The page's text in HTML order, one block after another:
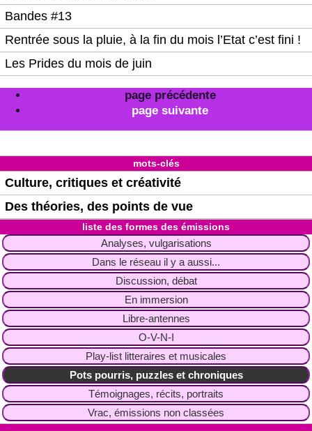
Bandes #13
Rentrée sous la pluie, à la fin du mois l’Etat c’est fini !
Les Prides du mois de juin
page précédente
page suivante
mots-clés
Culture, critiques et créativité
Des théories, des points de vue
liste des formes des émissions
Analyses, vulgarisations
Dans le réseau il y a aussi...
Discussion, débat
En immersion
Libre-antennes
O-V-N-I
Play-list litteraires et musicales
Pots pourris, puzzles et chroniques
Témoignages, récits, portraits
Vrac, émissions non classées